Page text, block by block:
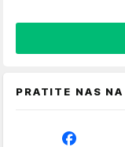
PRATITE NAS NA